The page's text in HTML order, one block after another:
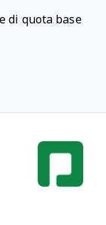
di quota base